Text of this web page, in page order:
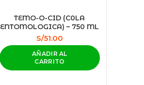
TEMO-O-CID (C0LA
ENTOMOLOGICA) – 750 ML
S/51.00
AÑADIR AL
CARRITO